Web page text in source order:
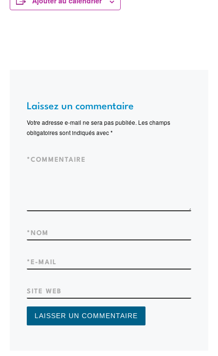
Laissez un commentaire
Votre adresse e-mail ne sera pas publiée. Les champs
obligatoires sont indiqués avec*
COMMENTAIRE
*
NOM
*
E-MAIL
*
SITE WEB